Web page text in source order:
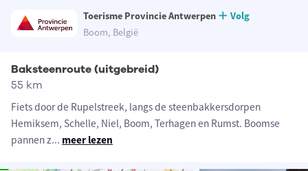
Toerisme Provincie Antwerpen
Volg
Boom, België
Baksteenroute (uitgebreid)
55 km
Fiets door de Rupelstreek, langs de steenbakkersdorpen
Hemiksem, Schelle, Niel, Boom, Terhagen en Rumst. Boomse
pannen z... meer lezen